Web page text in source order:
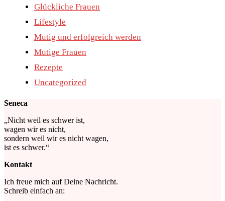
Glückliche Frauen
Lifestyle
Mutig und erfolgreich werden
Mutige Frauen
Rezepte
Uncategorized
Seneca
„Nicht weil es schwer ist,
wagen wir es nicht,
sondern weil wir es nicht wagen,
ist es schwer.“
Kontakt
Ich freue mich auf Deine Nachricht.
Schreib einfach an: